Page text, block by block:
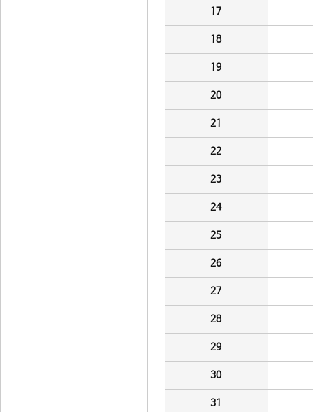
17
18
19
20
21
22
23
24
25
26
27
28
29
30
31